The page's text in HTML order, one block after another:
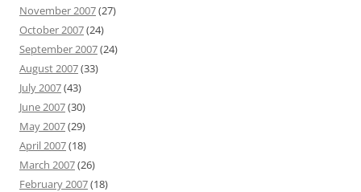
November 2007(27)
October 2007(24)
September 2007(24)
August 2007(33)
July 2007(43)
June 2007(30)
May 2007(29)
April 2007(18)
March 2007(26)
February 2007(18)